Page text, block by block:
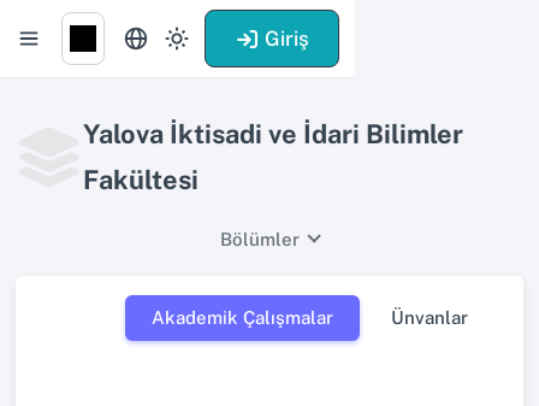
Giriş
Yalova İktisadi ve İdari Bilimler
Fakültesi
Bölümler
Akademik Çalışmalar Ünvanlar